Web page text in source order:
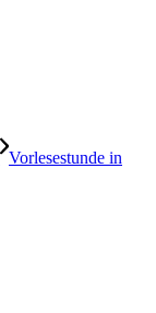
Vorlesestunde in